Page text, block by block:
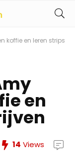
koffie en leren strips
en
14 Views